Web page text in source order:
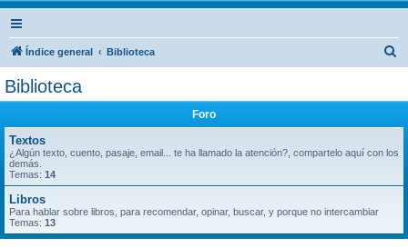
Índice general Biblioteca
Biblioteca
Foro
Textos
¿Algún texto, cuento, pasaje, email... te ha llamado la atención?, compartelo aquí con los
demás.
Temas: 14
Libros
Para hablar sobre libros, para recomendar, opinar, buscar, y porque no intercambiar
Temas: 13